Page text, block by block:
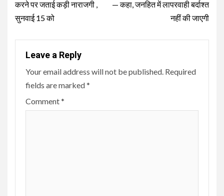
करने पर जताई कड़ी नाराजगी ,
सुनवाई 15 को
— कहा, जनहित में लापरवाही बर्दाश्त
नहीं की जाएगी
Leave a Reply
Your email address will not be published. Required
fields are marked*
Comment*